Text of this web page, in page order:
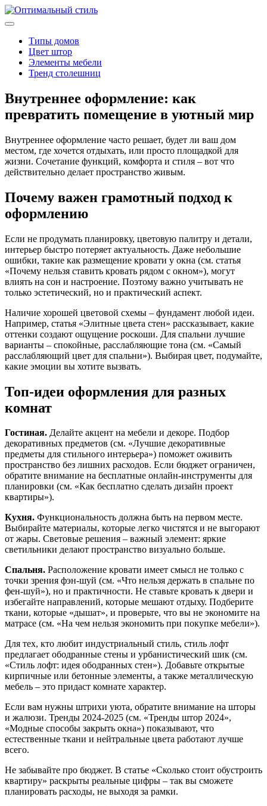
Типы домов
Цвет штор
Элементы мебели
Тренд столешниц
Внутреннее оформление: как
превратить помещение в уютный мир
Внутреннее оформление часто решает, будет ли ваш дом
местом, где хочется отдыхать, или просто площадкой для
жизни. Сочетание функций, комфорта и стиля – вот что
действительно делает пространство живым.
Почему важен грамотный подход к
оформлению
Если не продумать планировку, цветовую палитру и детали,
интерьер быстро потеряет актуальность. Даже небольшие
ошибки, такие как размещение кровати у окна (см. статья
«Почему нельзя ставить кровать рядом с окном»), могут
влиять на сон и настроение. Поэтому важно учитывать не
только эстетический, но и практический аспект.
Наличие хорошей цветовой схемы – фундамент любой идеи.
Например, статья «Элитные цвета стен» рассказывает, какие
оттенки создают ощущение роскоши. Для спальни лучшие
варианты – спокойные, расслабляющие тона (см. «Самый
расслабляющий цвет для спальни»). Выбирая цвет, подумайте,
какие эмоции вы хотите вызвать.
Топ‑идеи оформления для разных
комнат
Гостиная. Делайте акцент на мебели и декоре. Подбор
декоративных предметов (см. «Лучшие декоративные
предметы для стильного интерьера») поможет оживить
пространство без лишних расходов. Если бюджет ограничен,
обратите внимание на бесплатные онлайн‑инструменты для
планировки (см. «Как бесплатно сделать дизайн проект
квартиры»).
Кухня. Функциональность должна быть на первом месте.
Выбирайте материалы, которые легко чистятся и не выгорают
от жары. Световые решения – важный элемент: яркие
светильники делают пространство визуально больше.
Спальня. Расположение кровати имеет смысл не только с
точки зрения фэн‑шуй (см. «Что нельзя держать в спальне по
фен‑шуй»), но и практичности. Не ставьте кровать к двери и
избегайте направлений, которые мешают отдыху. Подберите
ткани, которые «дышат», и проверьте, что вы не экономите на
матрасе (см. «На чем нельзя экономить при покупке мебели»).
Для тех, кто любит индустриальный стиль, стиль лофт
предлагает ободранные стены и урбанистический шик (см.
«Стиль лофт: идея ободранных стен»). Добавьте открытые
кирпичные или бетонные элементы, а также металлическую
мебель – это придаст комнате характер.
Если вам нужны штрихи уюта, обратите внимание на шторы
и жалюзи. Тренды 2024‑2025 (см. «Тренды штор 2024»,
«Модные способы закрыть окна») показывают, что
естественные ткани и нейтральные цвета работают лучше
всего.
Не забывайте про бюджет. В статье «Сколько стоит обустроить
квартиру» раскрыты реальные цифры – так вы сможете
планировать расходы, не выходя за рамки.